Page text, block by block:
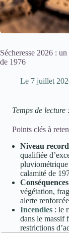
Sécheresse 2026 :
de 1976
Le 7 juillet
Temps de lecture
Points clés à
Niveau record
qualifiée
calamité de
végétation,
alerte
Incendies : le
dans le massif
restrictions